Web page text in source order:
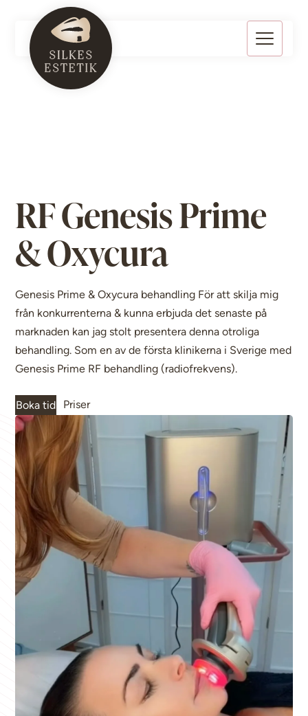
RF Genesis Prime
& Oxycura
Genesis Prime & Oxycura behandling För att skilja mig
från konkurrenterna & kunna erbjuda det senaste på
marknaden kan jag stolt presentera denna otroliga
behandling. Som en av de första klinikerna i Sverige med
Genesis Prime RF behandling (radiofrekvens).
Boka tid Priser